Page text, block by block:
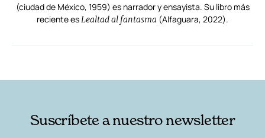
(ciudad de México, 1959) es narrador y ensayista. Su libro más
reciente esLealtad al fantasma (Alfaguara, 2022).
Suscríbete a nuestro newsletter